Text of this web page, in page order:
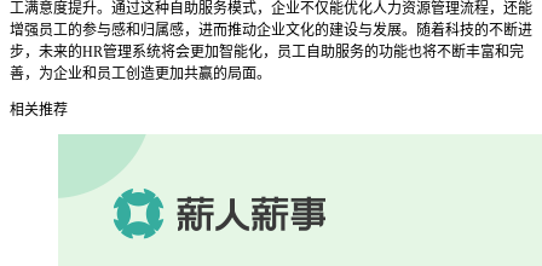
工满意度提升。通过这种自助服务模式，企业不仅能优化人力资源管理流程，还能
增强员工的参与感和归属感，进而推动企业文化的建设与发展。随着科技的不断进
步，未来的HR管理系统将会更加智能化，员工自助服务的功能也将不断丰富和完
善，为企业和员工创造更加共赢的局面。
相关推荐